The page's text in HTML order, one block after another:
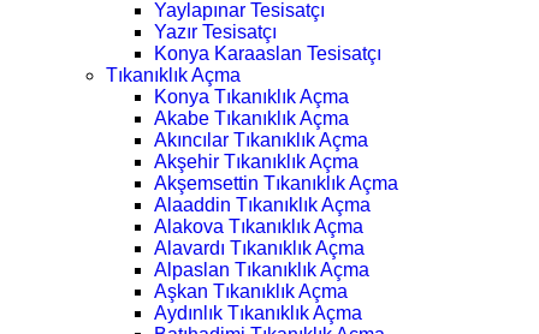
Yaylapınar Tesisatçı
Yazır Tesisatçı
Konya Karaaslan Tesisatçı
Tıkanıklık Açma
Konya Tıkanıklık Açma
Akabe Tıkanıklık Açma
Akıncılar Tıkanıklık Açma
Akşehir Tıkanıklık Açma
Akşemsettin Tıkanıklık Açma
Alaaddin Tıkanıklık Açma
Alakova Tıkanıklık Açma
Alavardı Tıkanıklık Açma
Alpaslan Tıkanıklık Açma
Aşkan Tıkanıklık Açma
Aydınlık Tıkanıklık Açma